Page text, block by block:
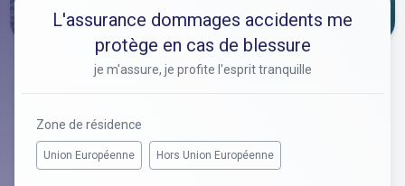
L'assurance dommages accidents me
protège en cas de blessure
je m'assure, je profite l'esprit tranquille
Zone de résidence
Union Européenne Hors Union Européenne